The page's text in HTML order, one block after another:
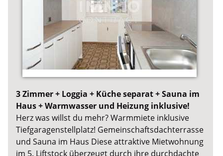
3 Zimmer + Loggia + Küche separat + Sauna im
Haus + Warmwasser und Heizung inklusive!
Herz was willst du mehr? Warmmiete inklusive
Tiefgaragenstellplatz! Gemeinschaftsdachterrasse
und Sauna im Haus Diese attraktive Mietwohnung
im 5. Liftstock überzeugt durch ihre durchdachte